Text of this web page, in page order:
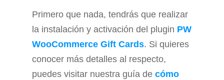
Primero que nada, tendrás que realizar
la instalación y activación del plugin PW
WooCommerce Gift Cards. Si quieres
conocer más detalles al respecto,
puedes visitar nuestra guía de cómo